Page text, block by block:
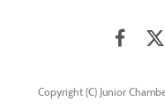
Copyright (C) Junior